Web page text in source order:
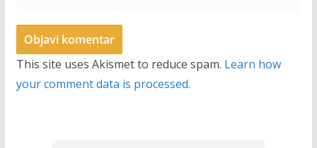
This site uses Akismet to reduce spam. Learn how
your comment data is processed.